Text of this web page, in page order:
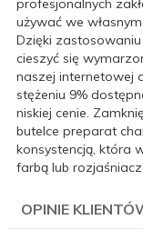
profesjonalnych
używać we
Dzięki
cieszyć się
naszej internetowej
stężeniu 9%
niskiej cenie.
butelce preparat
konsystencją, która
farbą lub
OPINIE